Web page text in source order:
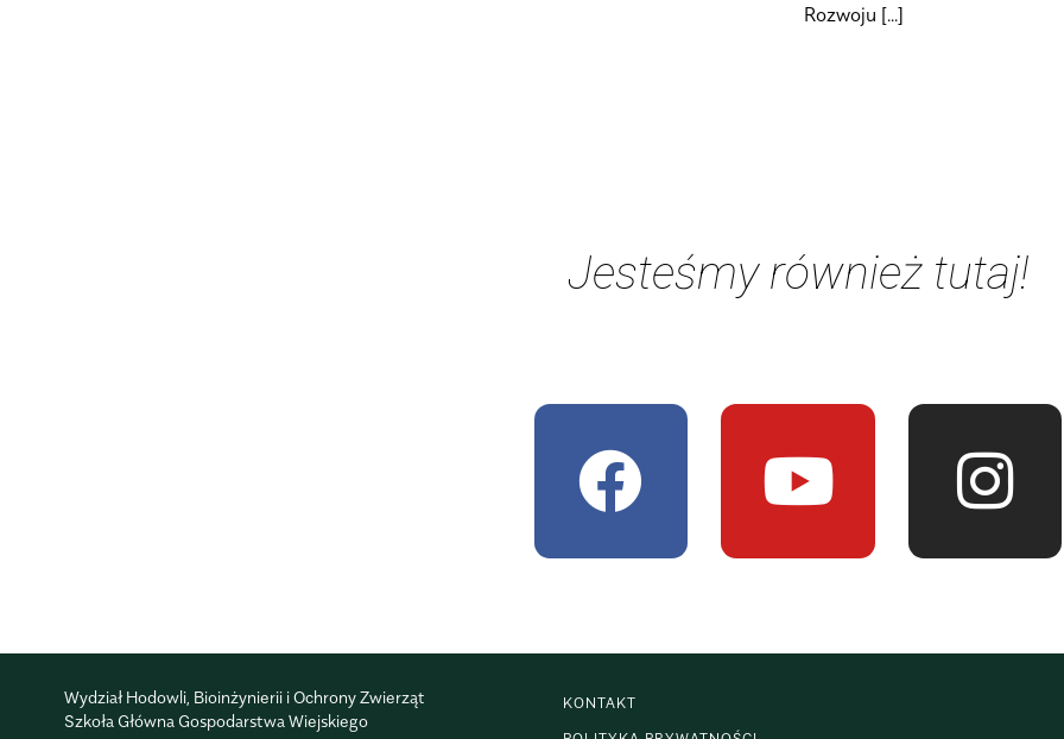
Rozwoju [...]
Jesteśmy również tutaj!
Wydział Hodowli, Bioinżynierii i Ochrony Zwierząt
Szkoła Główna Gospodarstwa Wiejskiego
KONTAKT